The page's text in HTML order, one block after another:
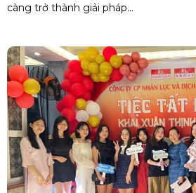
càng trở thành giải pháp...